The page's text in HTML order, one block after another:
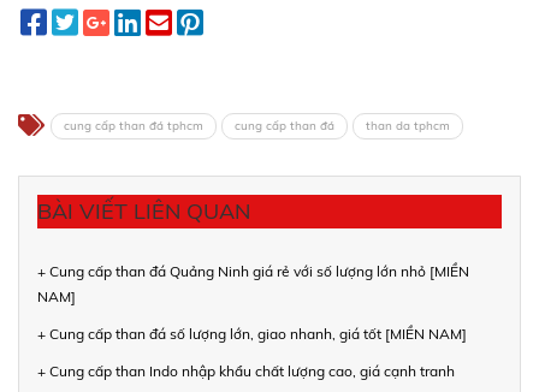
cung cấp than đá tphcm cung cấp than đá than da tphcm
BÀI VIẾT LIÊN QUAN
+ Cung cấp than đá Quảng Ninh giá rẻ với số lượng lớn nhỏ [MIỀN
NAM]
+ Cung cấp than đá số lượng lớn, giao nhanh, giá tốt [MIỀN NAM]
+ Cung cấp than Indo nhập khẩu chất lượng cao, giá cạnh tranh